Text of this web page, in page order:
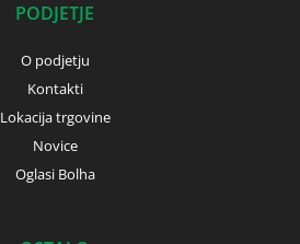
PODJETJE
O podjetju
Kontakti
Lokacija trgovine
Novice
Oglasi Bolha